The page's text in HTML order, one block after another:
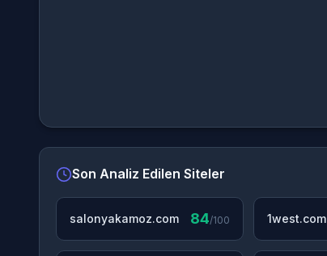
Son Analiz Edilen Siteler
salonyakamoz.com 84/100 1west.com